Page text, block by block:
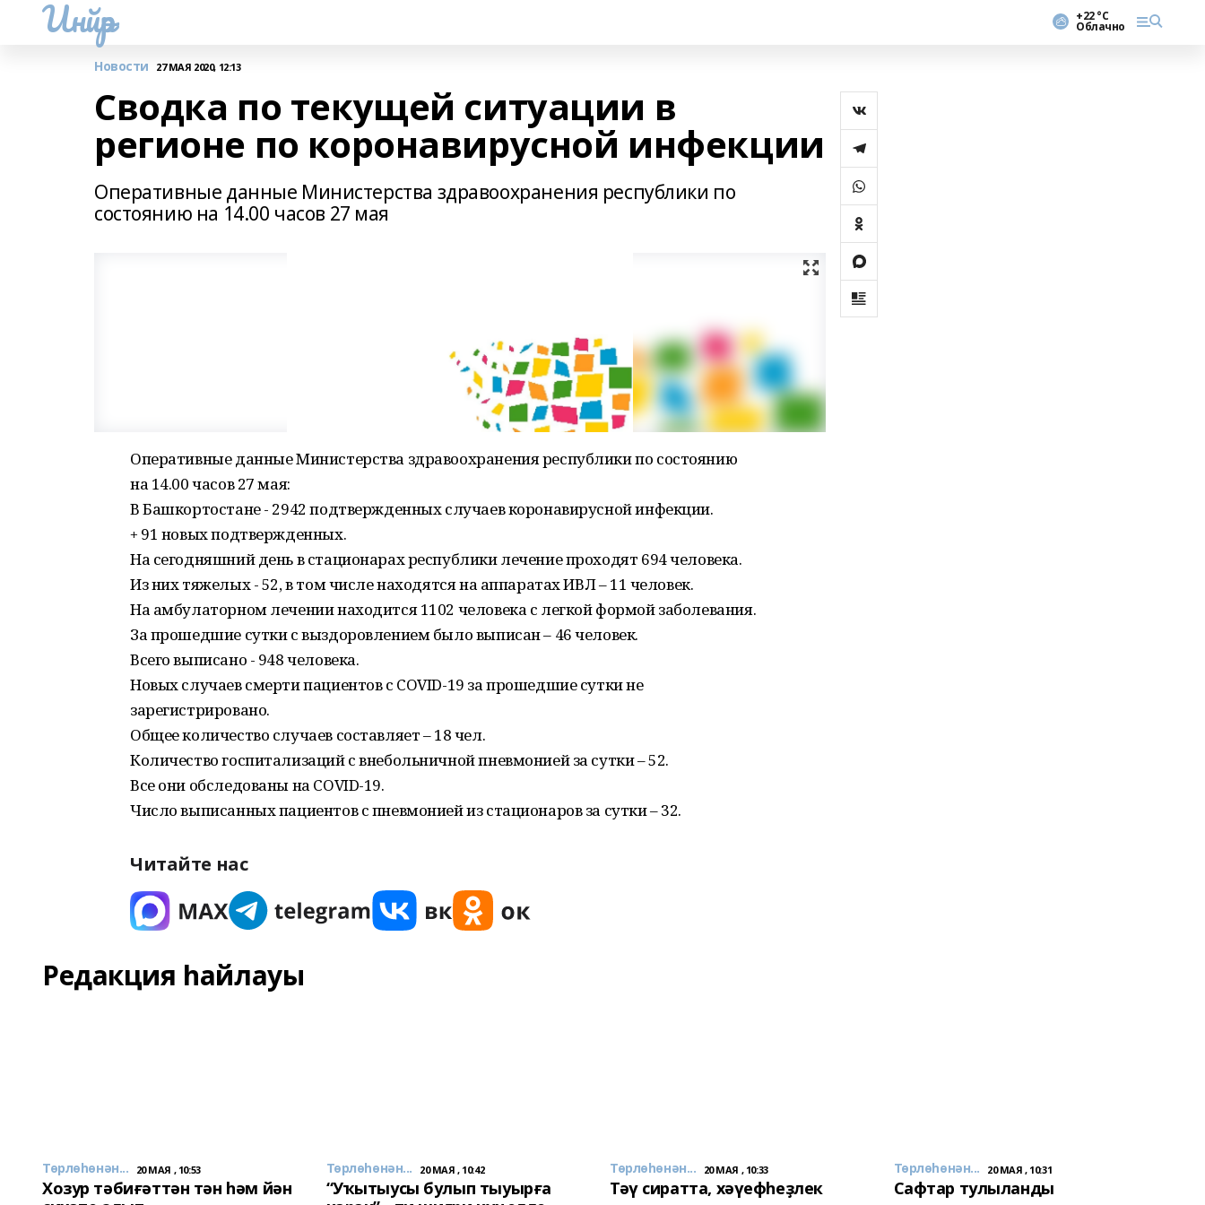
Инйәр +22 °С
Облачно
Новости 27 МАЯ 2020, 12:13
Сводка по текущей ситуации в
регионе по коронавирусной инфекции
Оперативные данные Министерства здравоохранения республики по
состоянию на 14.00 часов 27 мая
Оперативные данные Министерства здравоохранения республики по состоянию
на 14.00 часов 27 мая:
В Башкортостане - 2942 подтвержденных случаев коронавирусной инфекции.
+ 91 новых подтвержденных.
На сегодняшний день в стационарах республики лечение проходят 694 человека.
Из них тяжелых - 52, в том числе находятся на аппаратах ИВЛ – 11 человек.
На амбулаторном лечении находится 1102 человека с легкой формой заболевания.
За прошедшие сутки с выздоровлением было выписан – 46 человек.
Всего выписано - 948 человека.
Новых случаев смерти пациентов с COVID-19 за прошедшие сутки не
зарегистрировано.
Общее количество случаев составляет – 18 чел.
Количество госпитализаций с внебольничной пневмонией за сутки – 52.
Все они обследованы на COVID-19.
Число выписанных пациентов с пневмонией из стационаров за сутки – 32.
Читайте нас
Редакция һайлауы
Төрлөһөнән... 20 МАЯ , 10:53
Хозур тәбиғәттән тән һәм йән
Төрлөһөнән... 20 МАЯ , 10:42
“Уҡытыусы булып тыуырға
Төрлөһөнән... 20 МАЯ , 10:33
Тәү сиратта, хәүефһеҙлек
Төрлөһөнән... 20 МАЯ , 10:31
Сафтар тулыланды